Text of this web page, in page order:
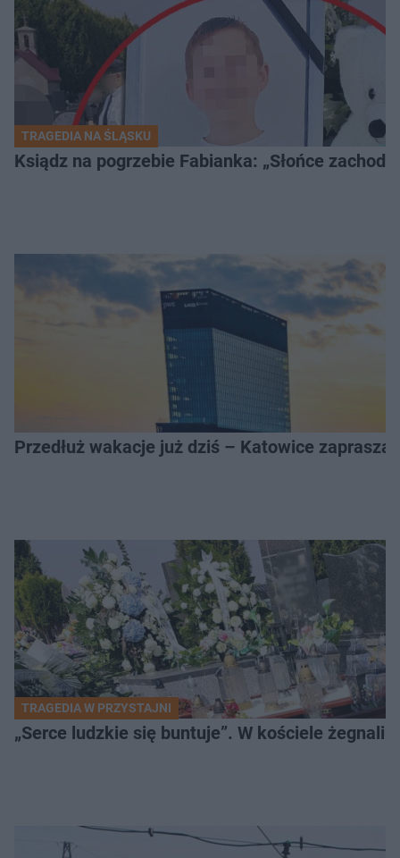
TRAGEDIA NA ŚLĄSKU
Ksiądz na pogrzebie Fabianka: „Słońce
Przedłuż wakacje już dziś – Katowice
TRAGEDIA W PRZYSTAJNI
„Serce ludzkie się buntuje”. W kościele żegnali